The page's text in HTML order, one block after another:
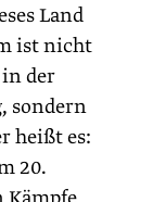
Land
ist nicht
der
sondern
heißt es:
20.